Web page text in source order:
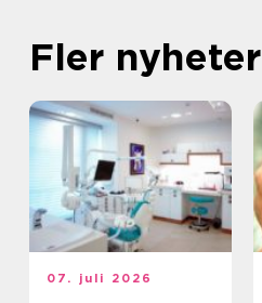
Fler nyheter
07. juli 2026